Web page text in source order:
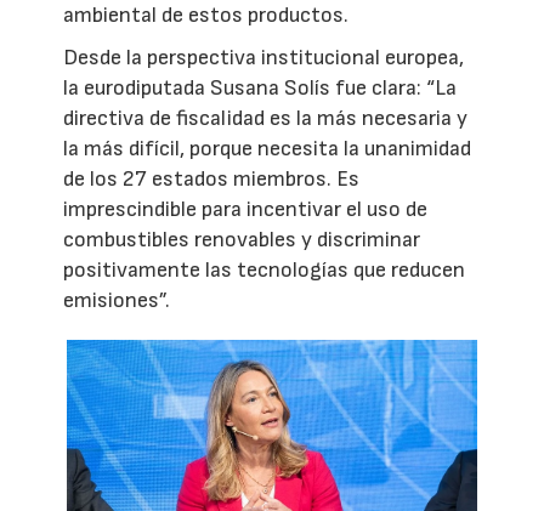
ambiental de estos productos.
Desde la perspectiva institucional europea,
la eurodiputada Susana Solís fue clara: “La
directiva de fiscalidad es la más necesaria y
la más difícil, porque necesita la unanimidad
de los 27 estados miembros. Es
imprescindible para incentivar el uso de
combustibles renovables y discriminar
positivamente las tecnologías que reducen
emisiones”.